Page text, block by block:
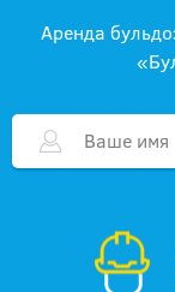
Аренда